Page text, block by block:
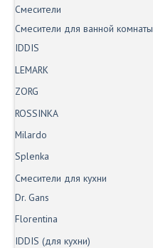
Смесители
Смесители для ванной комнаты
IDDIS
LEMARK
ZORG
ROSSINKA
Milardo
Splenka
Смесители для кухни
Dr. Gans
Florentina
IDDIS (для кухни)